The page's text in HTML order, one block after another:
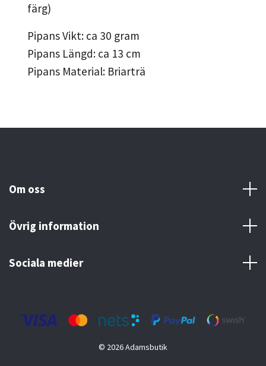
färg)
Pipans Vikt: ca 30 gram
Pipans Längd: ca 13 cm
Pipans Material: Briarträ
Om oss
Övrig information
Sociala medier
© 2026 Adamsbutik